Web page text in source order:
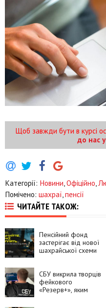
Щоб завжди бути в курсі
до нас
Категорії: Новини Офіційно
Помічено: шахраї пенсії
ЧИТАЙТЕ ТАКОЖ:
Пенсійний фонд
застерігає від нової
шахрайської схеми
СБУ викрила творців
фейкового
«Резерв+», яким